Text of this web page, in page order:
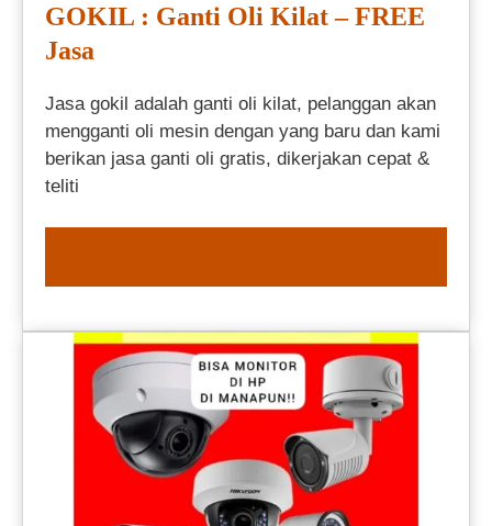
GOKIL : Ganti Oli Kilat – FREE
Jasa
Jasa gokil adalah ganti oli kilat, pelanggan akan
mengganti oli mesin dengan yang baru dan kami
berikan jasa ganti oli gratis, dikerjakan cepat &
teliti